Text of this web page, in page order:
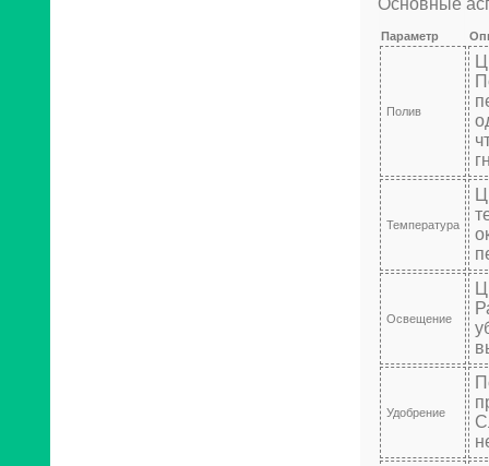
Основные
Параметр
Полив
Температура
Освещение
Удобрение